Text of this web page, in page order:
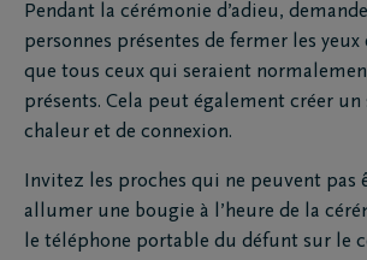
Pendant la cérémonie d’adieu,
personnes présentes de fermer les
que tous ceux qui seraient
présents. Cela peut également créer
chaleur et de connexion.
Invitez les proches qui ne peuvent pas
allumer une bougie à l’heure de la
le téléphone portable du défunt sur le